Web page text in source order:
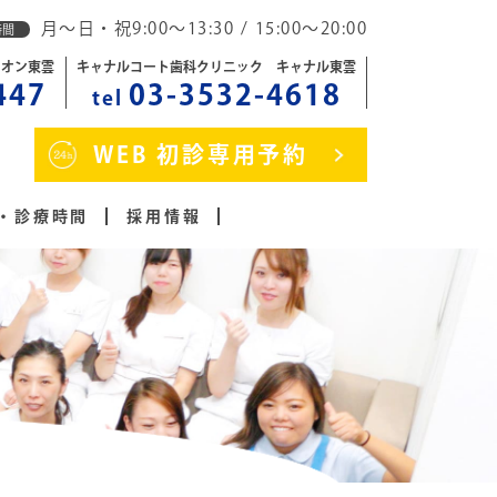
月～日・祝9:00～13:30 / 15:00～20:00
ン東雲 キャナルコート歯科クリニック キャナル東雲
tel 03-3532-4618
WEB 初診専用予約
診療時間 採用情報